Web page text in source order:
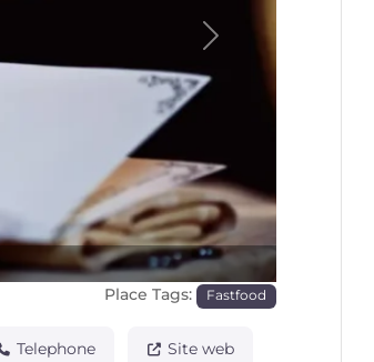
Prochaine
Place Tags: Fastfood
Telephone Site web